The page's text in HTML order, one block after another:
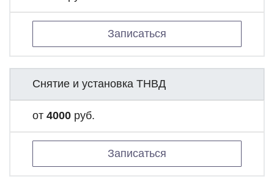
Записаться
Снятие и установка ТНВД
от 4000 руб.
Записаться